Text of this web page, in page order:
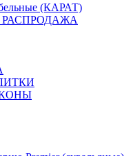
(КАРАТ)
- РАСПРОДАЖА